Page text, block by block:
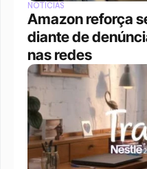
NOTÍCIAS
Amazon reforça
diante de
nas redes